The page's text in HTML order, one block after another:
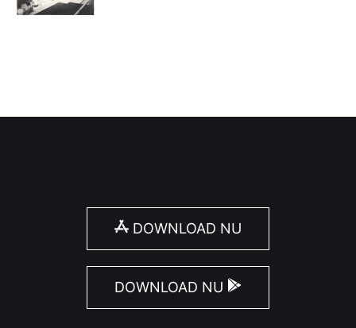
DOWNLOAD NU
DOWNLOAD NU